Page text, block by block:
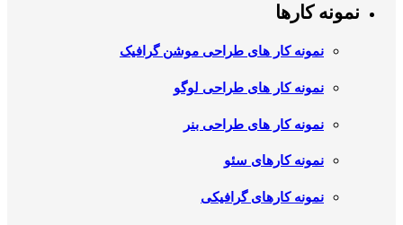
نمونه کارها
نمونه کار های طراحی موشن گرافیک
نمونه کار های طراحی لوگو
نمونه کار های طراحی بنر
نمونه کارهای سئو
نمونه کارهای گرافیکی